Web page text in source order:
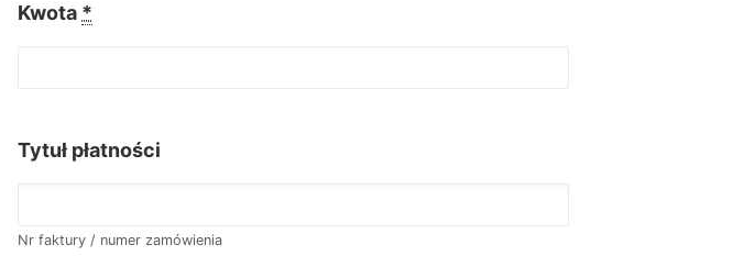
Kwota *
Tytuł płatności
Nr faktury / numer zamówienia